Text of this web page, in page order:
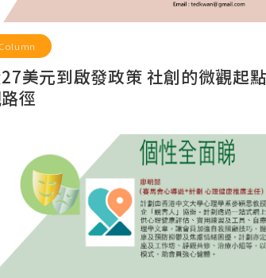
Column
美元到啟發政策 社創的微觀起
徑